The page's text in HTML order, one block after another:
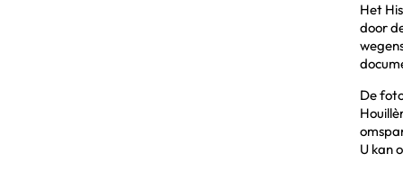
Het
door
De
U kan